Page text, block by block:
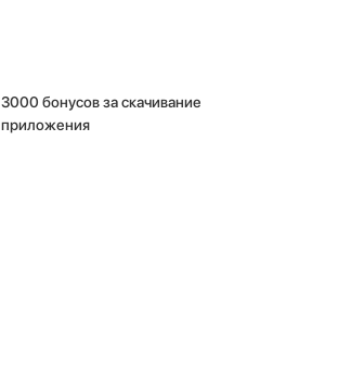
3000 бонусов за скачивание
приложения